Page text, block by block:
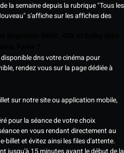
la semaine depuis la rubrique "Tous les
s'affiche sur les affiches des
dns votre cinéma pour
rendez vous sur la page dédiée à
sur notre site ou application mobile,
pour la séance de votre choix
en vous rendant directement au
billet et évitez ainsi les files d'attente.